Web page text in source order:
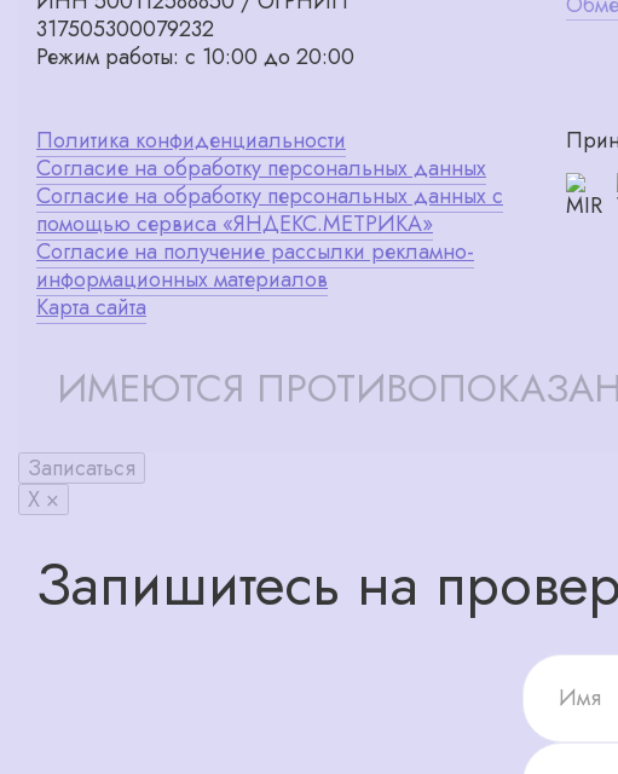
317505300079232
Режим работы: с 10:00 до 20:00
Политика конфиденциальности
Согласие на обработку персональных данных
Согласие на обработку персональных данных с
помощью сервиса «ЯНДЕКС.МЕТРИКА»
Согласие на получение рассылки рекламно-
информационных материалов
Карта сайта
ИМЕЮТСЯ
Записаться
X ×
Запишитесь на
Имя